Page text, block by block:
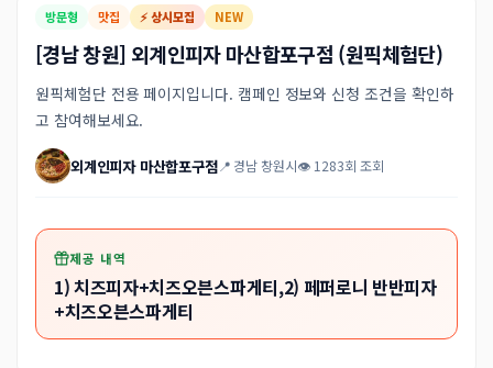
방문형 맛집 ⚡ 상시모집 NEW
[경남 창원] 외계인피자 마산합포구점 (원픽체험단)
원픽체험단 전용 페이지입니다. 캠페인 정보와 신청 조건을 확인하
고 참여해보세요.
외계인피자 마산합포구점📍 경남 창원시👁 1283회 조회
제공 내역
1) 치즈피자+치즈오븐스파게티,2) 페퍼로니 반반피자
+치즈오븐스파게티